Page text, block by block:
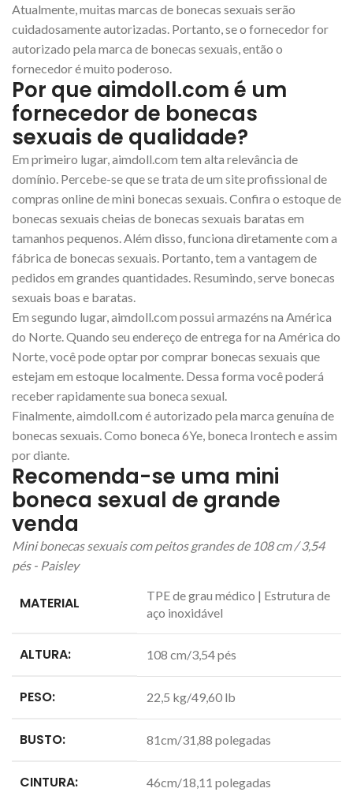
Atualmente, muitas marcas de bonecas sexuais serão
cuidadosamente autorizadas. Portanto, se o fornecedor for
autorizado pela marca de bonecas sexuais, então o
fornecedor é muito poderoso.
Por que aimdoll.com é um
fornecedor de bonecas
sexuais de qualidade?
Em primeiro lugar, aimdoll.com tem alta relevância de
domínio. Percebe-se que se trata de um site profissional de
compras online de mini bonecas sexuais. Confira o estoque de
bonecas sexuais cheias de bonecas sexuais baratas em
tamanhos pequenos. Além disso, funciona diretamente com a
fábrica de bonecas sexuais. Portanto, tem a vantagem de
pedidos em grandes quantidades. Resumindo, serve bonecas
sexuais boas e baratas.
Em segundo lugar, aimdoll.com possui armazéns na América
do Norte. Quando seu endereço de entrega for na América do
Norte, você pode optar por comprar bonecas sexuais que
estejam em estoque localmente. Dessa forma você poderá
receber rapidamente sua boneca sexual.
Finalmente, aimdoll.com é autorizado pela marca genuína de
bonecas sexuais. Como boneca 6Ye, boneca Irontech e assim
por diante.
Recomenda-se uma mini
boneca sexual de grande
venda
Mini bonecas sexuais com peitos grandes de 108 cm / 3,54
pés - Paisley
MATERIAL
TPE de grau médico | Estrutura de
aço inoxidável
ALTURA: 108 cm/3,54 pés
PESO: 22,5 kg/49,60 lb
BUSTO: 81cm/31,88 polegadas
CINTURA: 46cm/18,11 polegadas